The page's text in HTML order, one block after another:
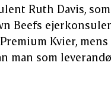
Ruth Davis,
Beefs
Kvier,
man som